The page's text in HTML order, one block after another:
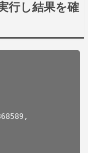
行し結果を確